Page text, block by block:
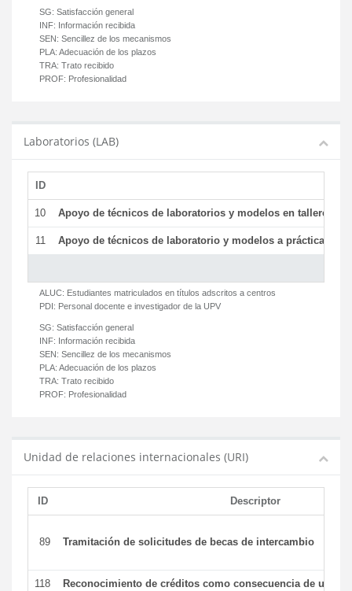
SG: Satisfacción general
INF: Información recibida
SEN: Sencillez de los mecanismos
PLA: Adecuación de los plazos
TRA: Trato recibido
PROF: Profesionalidad
Laboratorios (LAB)
ID
10 Apoyo de técnicos de laboratorios y modelos en talleres/
11 Apoyo de técnicos de laboratorio y modelos a prácticas y
ALUC: Estudiantes matriculados en títulos adscritos a centros
PDI: Personal docente e investigador de la UPV
SG: Satisfacción general
INF: Información recibida
SEN: Sencillez de los mecanismos
PLA: Adecuación de los plazos
TRA: Trato recibido
PROF: Profesionalidad
Unidad de relaciones internacionales (URI)
ID Descriptor
89 Tramitación de solicitudes de becas de intercambio
118 Reconocimiento de créditos como consecuencia de un